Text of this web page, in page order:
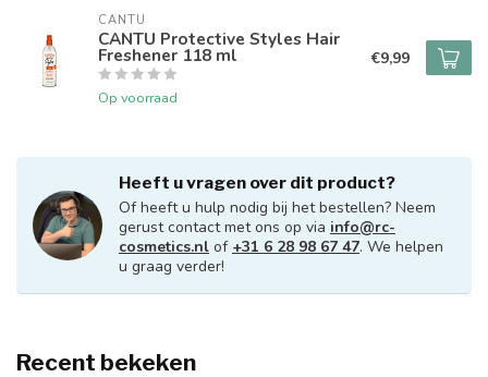
CANTU
CANTU Protective Styles Hair
Freshener 118 ml
Op voorraad
€9,99
Heeft u vragen over dit product?
Of heeft u hulp nodig bij het bestellen? Neem
gerust contact met ons op via info@rc-
cosmetics.nl of +31 6 28 98 67 47. We helpen
u graag verder!
Recent bekeken